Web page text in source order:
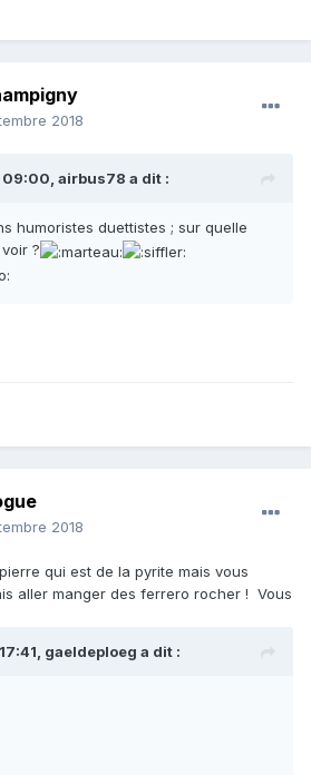
2018
09:00, airbus78 a dit :
humoristes duettistes ; sur quelle
?
2018
qui est de la pyrite mais vous
aller manger des ferrero rocher ! Vous
gaeldeploeg a dit :